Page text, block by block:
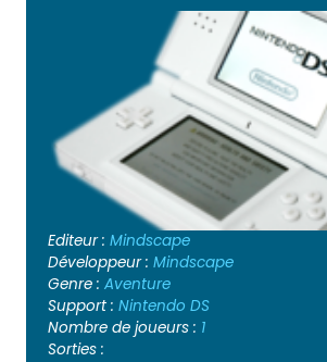
Editeur : Mindscape
Développeur : Mindscape
Genre : Aventure
Support : Nintendo DS
Nombre de joueurs : 1
Sorties :